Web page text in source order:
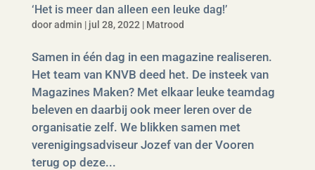
‘Het is meer dan alleen een leuke dag!’
dooradmin | jul 28, 2022 | Matrood
Samen in één dag in een magazine realiseren.
Het team van KNVB deed het. De insteek van
Magazines Maken? Met elkaar leuke teamdag
beleven en daarbij ook meer leren over de
organisatie zelf. We blikken samen met
verenigingsadviseur Jozef van der Vooren
terug op deze...